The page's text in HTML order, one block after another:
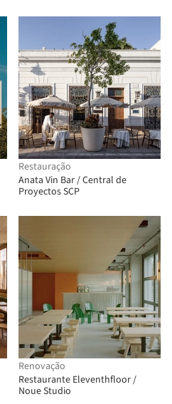
Restauração
Anata Vin Bar / Central de
Proyectos SCP
Renovação
Restaurante Eleventhfloor /
Noue Studio